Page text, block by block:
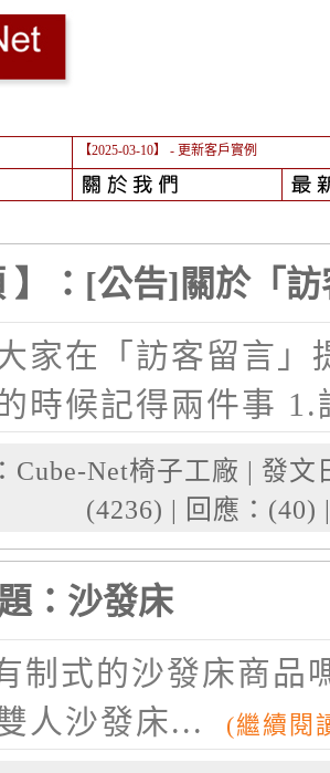
【2025-03-10】 - 更新客戶實例
】：[公告]關於「
家在「訪客留言」
時候記得兩件事
Cube-Net椅子工廠 | 發文
(4236) | 回應：(40)
沙發床
制式的沙發床商品
人沙發床...
(繼續閱